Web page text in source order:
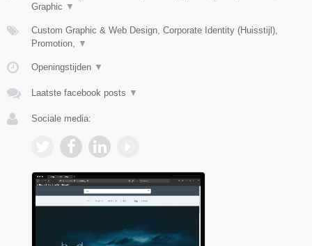
Graphic ▼
Custom Graphic & Web Design, Corporate Identity (Huisstijl),
Promotion,
▼
Openingstijden ▼
Laatste facebook posts ▼
Sociale media: